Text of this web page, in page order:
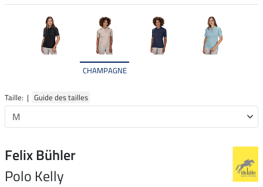
CHAMPAGNE
Taille: | Guide des tailles
Felix Bühler
Polo Kelly